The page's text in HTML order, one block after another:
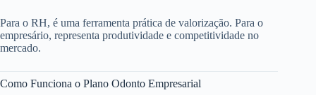
Para o RH, é uma ferramenta prática de valorização. Para o
empresário, representa produtividade e competitividade no
mercado.
Como Funciona o Plano Odonto Empresarial